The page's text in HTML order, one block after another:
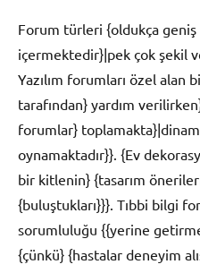
Forum türleri {oldukça
içermektedir}|pek çok şekil
Yazılım forumları özel alan
tarafından} yardım
forumlar}
oynamaktadır}}. {Ev
bir kitlenin} {tasarım
{buluştukları}}}. Tıbbi bilgi
sorumluluğu {{yerine
{çünkü} {hastalar deneyim